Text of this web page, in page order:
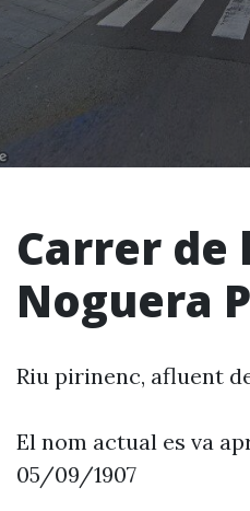
Carrer de
Noguera
Riu pirinenc, afluent
El nom actual es va
05/09/1907